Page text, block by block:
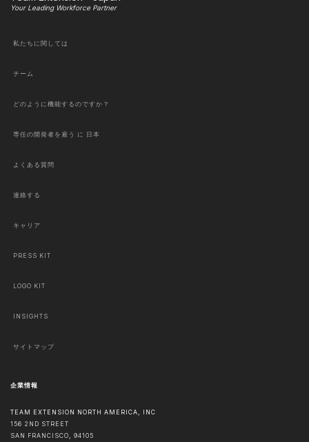
Your Leading Workforce Partner
私たちに関しては
チーム
どのように機能するのですか？
専任の開発者を雇う に 日本
よくある質問
連絡する
キャリア
PRESS KIT
LOGO KIT
INSIGHTS
サイトマップ
企業情報
TEAM EXTENSION NORTH AMERICA, INC
156 2ND STREET
SAN FRANCISCO, 94105